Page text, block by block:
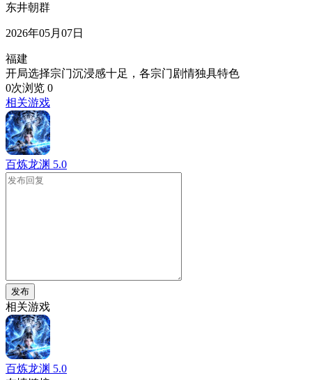
东井朝群
2026年05月07日
福建
开局选择宗门沉浸感十足，各宗门剧情独具特色
0次浏览 0
相关游戏
百炼龙渊 5.0
发布
相关游戏
百炼龙渊 5.0